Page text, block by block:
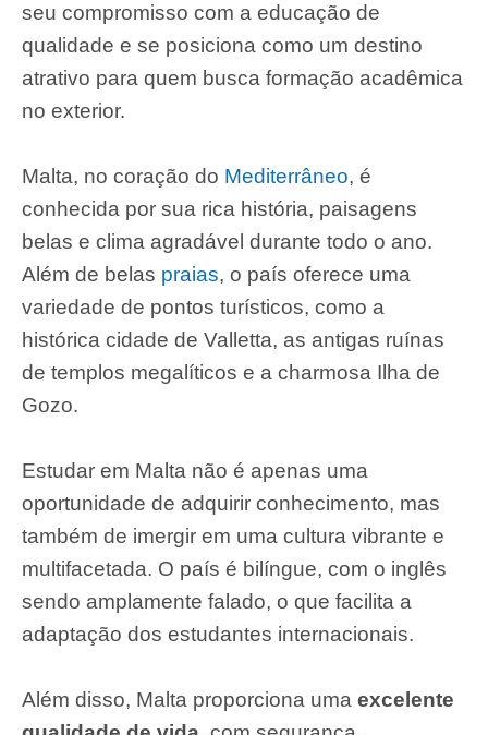
seu compromisso com a educação de
qualidade e se posiciona como um destino
atrativo para quem busca formação acadêmica
no exterior.
Malta, no coração do Mediterrâneo, é
conhecida por sua rica história, paisagens
belas e clima agradável durante todo o ano.
Além de belas praias, o país oferece uma
variedade de pontos turísticos, como a
histórica cidade de Valletta, as antigas ruínas
de templos megalíticos e a charmosa Ilha de
Gozo.
Estudar em Malta não é apenas uma
oportunidade de adquirir conhecimento, mas
também de imergir em uma cultura vibrante e
multifacetada. O país é bilíngue, com o inglês
sendo amplamente falado, o que facilita a
adaptação dos estudantes internacionais.
Além disso, Malta proporciona uma excelente